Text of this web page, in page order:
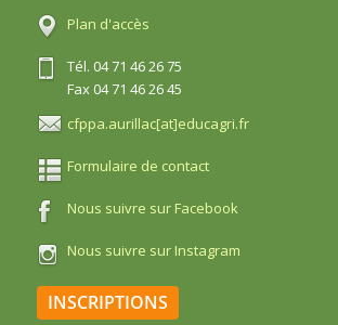
Plan d'accès
Tél. 04 71 46 26 75
Fax 04 71 46 26 45
cfppa.aurillac[at]educagri.fr
Formulaire de contact
Nous suivre sur Facebook
Nous suivre sur Instagram
INSCRIPTIONS